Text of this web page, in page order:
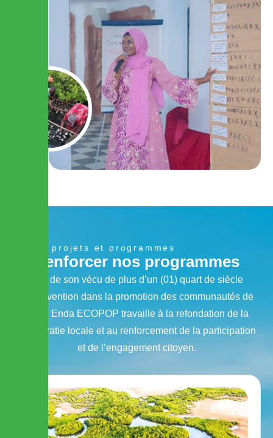
Nos projets et programmes
enforcer nos programmes
Fort de son vécu de plus d’un (01) quart de siècle
d’intervention dans la promotion des communautés de
base, Enda ECOPOP travaille à la refondation de la
démocratie locale et au renforcement de la participation
et de l’engagement citoyen.